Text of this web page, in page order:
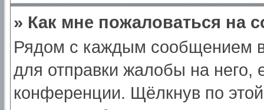
» Как мне пожаловаться на
Рядом с каждым сообщением
для отправки жалобы на него,
конференции. Щёлкнув по